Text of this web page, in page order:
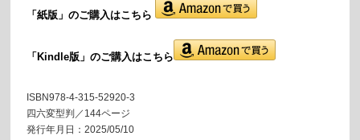
「紙版」のご購入はこちら
「Kindle版」のご購入はこちら
ISBN978-4-315-52920-3
四六変型判／144ページ
発行年月日：2025/05/10